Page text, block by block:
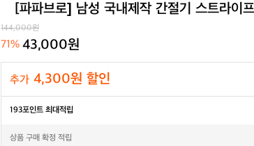
[파파브로] 남성 국내제작 간절기 스트라이
144,000원
71% 43,000원
추가 4,300원 할인
193포인트 최대적립
상품 구매 확정 적립